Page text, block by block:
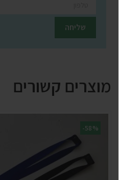
מוצרים קשורים
-58%